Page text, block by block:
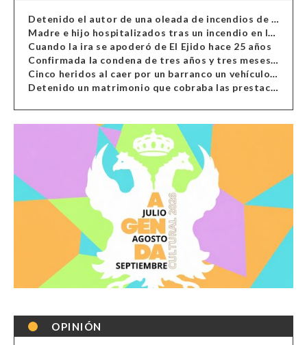
Detenido el autor de una oleada de incendios de contenedores en Almería
Madre e hijo hospitalizados tras un incendio en la cocina de una vivienda en Almería
Cuando la ira se apoderó de El Ejido hace 25 años
Confirmada la condena de tres años y tres meses al hombre de Antas acusado de xenofobia
Cinco heridos al caer por un barranco un vehículo en Alcolea
Detenido un matrimonio que cobraba las prestaciones de ilegales en Almería, Granada, Málaga, Huelva y Murcia
OPINIÓN